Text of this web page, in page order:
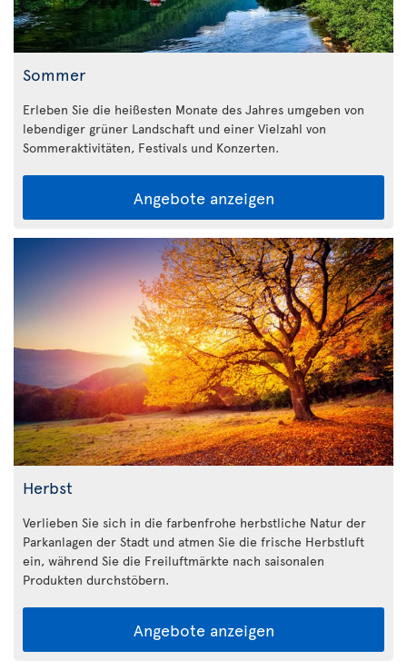
Sommer
Erleben Sie die heißesten Monate des Jahres umgeben von
lebendiger grüner Landschaft und einer Vielzahl von
Sommeraktivitäten, Festivals und Konzerten.
Angebote anzeigen
Herbst
Verlieben Sie sich in die farbenfrohe herbstliche Natur der
Parkanlagen der Stadt und atmen Sie die frische Herbstluft
ein, während Sie die Freiluftmärkte nach saisonalen
Produkten durchstöbern.
Angebote anzeigen